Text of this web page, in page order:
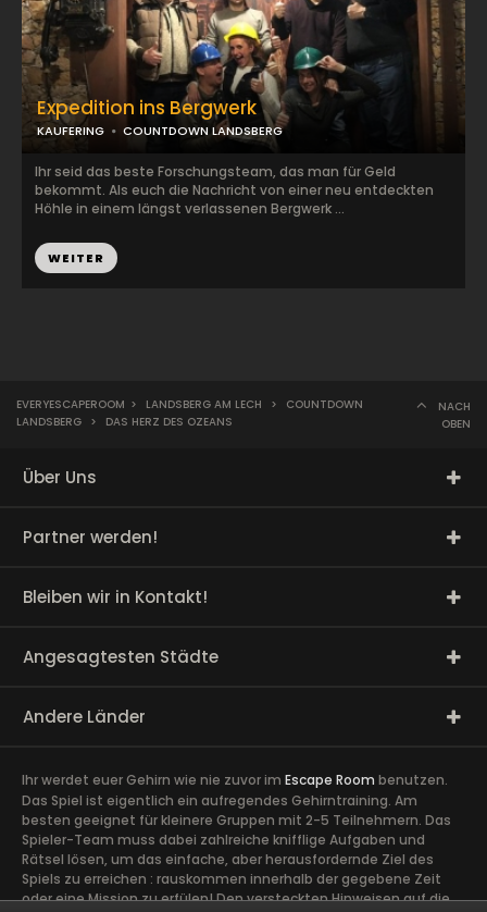
Expedition ins Bergwerk
KAUFERING COUNTDOWN LANDSBERG
Ihr seid das beste Forschungsteam, das man für Geld
bekommt. Als euch die Nachricht von einer neu entdeckten
Höhle in einem längst verlassenen Bergwerk ...
WEITER
EVERYESCAPEROOM > LANDSBERG AM LECH >
COUNTDOWN
LANDSBERG > DAS HERZ DES OZEANS
NACH
OBEN
Über Uns
Partner werden!
Bleiben wir in Kontakt!
Angesagtesten Städte
Andere Länder
Ihr werdet euer Gehirn wie nie zuvor im Escape Room benutzen.
Das Spiel ist eigentlich ein aufregendes Gehirntraining. Am
besten geeignet für kleinere Gruppen mit 2-5 Teilnehmern. Das
Spieler-Team muss dabei zahlreiche knifflige Aufgaben und
Rätsel lösen, um das einfache, aber herausfordernde Ziel des
Spiels zu erreichen : rauskommen innerhalb der gegebene Zeit
oder eine Mission zu erfülen! Den versteckten Hinweisen auf die